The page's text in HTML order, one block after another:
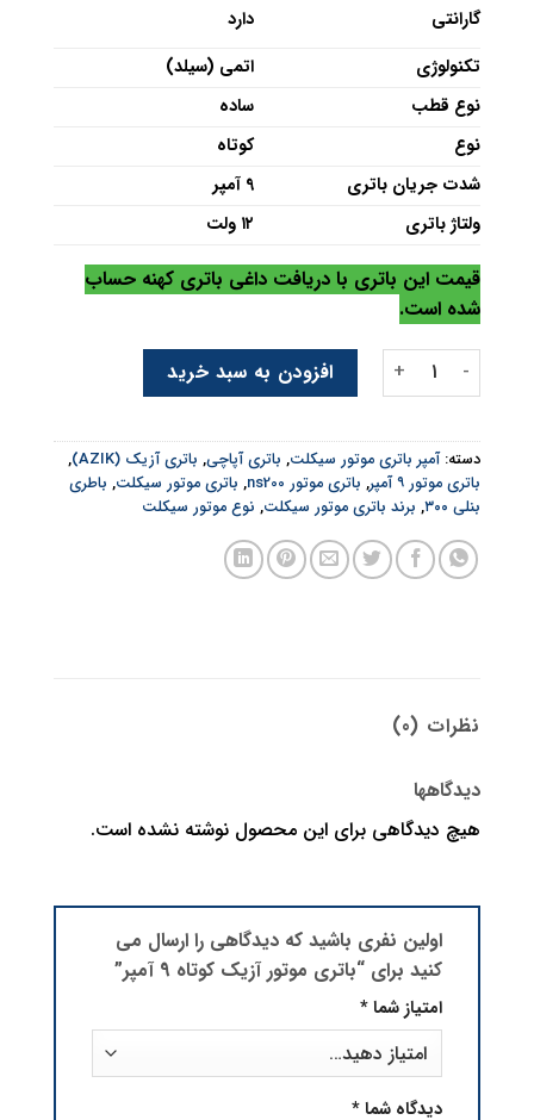
گارانتی
دارد
تکنولوژی
اتمی (سیلد)
نوع قطب
ساده
نوع
کوتاه
شدت جریان باتری
9 آمپر
ولتاژ باتری
۱۲ ولت
قیمت این باتری با دریافت داغی باتری کهنه حساب
شده است.
باتری موتور آزیک کوتاه 9 آمپر عددافزودن به سبد خرید
دسته:آمپر باتری موتور سیکلت, باتری آپاچی, باتری آزیک (AZIK)
,
باتری موتور ۹ آمپر
, باتری موتور ns200 , باتری موتور سیکلت, باطری
بنلی ۳۰۰
, برند باتری موتور سیکلت, نوع موتور سیکلت
نظرات (0)
دیدگاهها
هیچ دیدگاهی برای این محصول نوشته نشده است.
اولین نفری باشید که دیدگاهی را ارسال می
کنید برای “باتری موتور آزیک کوتاه 9 آمپر”
امتیاز شما*
دیدگاه شما*